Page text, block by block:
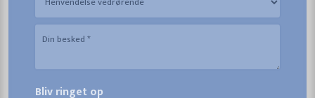
Bliv ringet op